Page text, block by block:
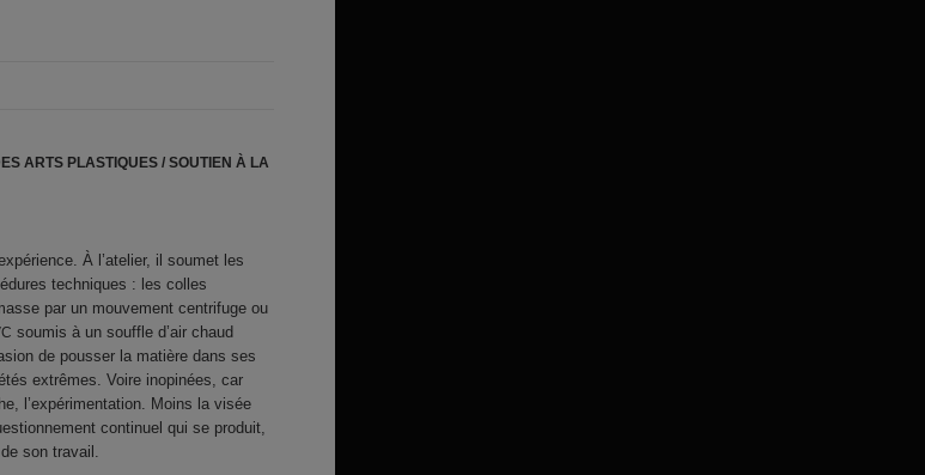
ARTS PLASTIQUES / SOUTIEN À LA
À l’atelier, il soumet les
techniques : les colles
par un mouvement centrifuge ou
soumis à un souffle d’air chaud
de pousser la matière dans ses
extrêmes. Voire inopinées, car
l’expérimentation. Moins la visée
continuel qui se produit,
son travail.